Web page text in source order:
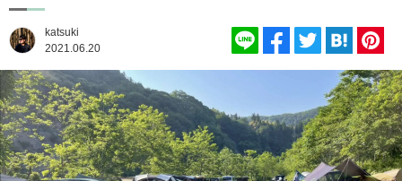
katsuki
2021.06.20